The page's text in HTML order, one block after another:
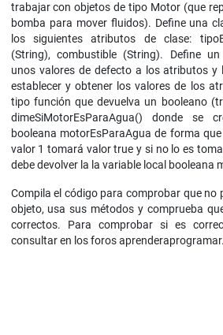
trabajar con objetos de tipo Motor (que
bomba para mover fluidos). Define una
los siguientes atributos de clase:
(String), combustible (String). Define
unos valores de defecto a los atributos y
establecer y obtener los valores de los
tipo función que devuelva un booleano
dimeSiMotorEsParaAgua() donde se
booleana motorEsParaAgua de forma
valor 1 tomará valor true y si no lo es
debe devolver la la variable local booleana
Compila el código para comprobar que no
objeto, usa sus métodos y comprueba
correctos. Para comprobar si es
consultar en los foros